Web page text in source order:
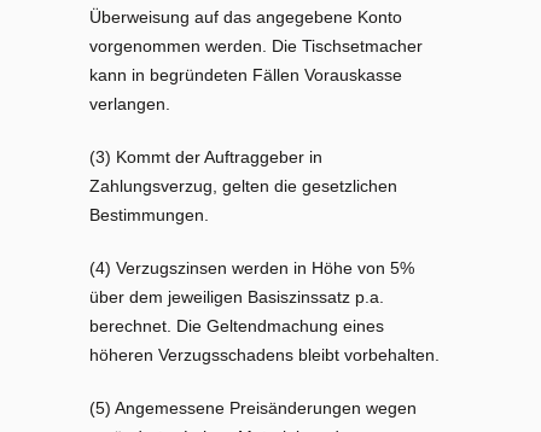
Überweisung auf das angegebene Konto
vorgenommen werden. Die Tischsetmacher
kann in begründeten Fällen Vorauskasse
verlangen.
(3) Kommt der Auftraggeber in
Zahlungsverzug, gelten die gesetzlichen
Bestimmungen.
(4) Verzugszinsen werden in Höhe von 5%
über dem jeweiligen Basiszinssatz p.a.
berechnet. Die Geltendmachung eines
höheren Verzugsschadens bleibt vorbehalten.
(5) Angemessene Preisänderungen wegen